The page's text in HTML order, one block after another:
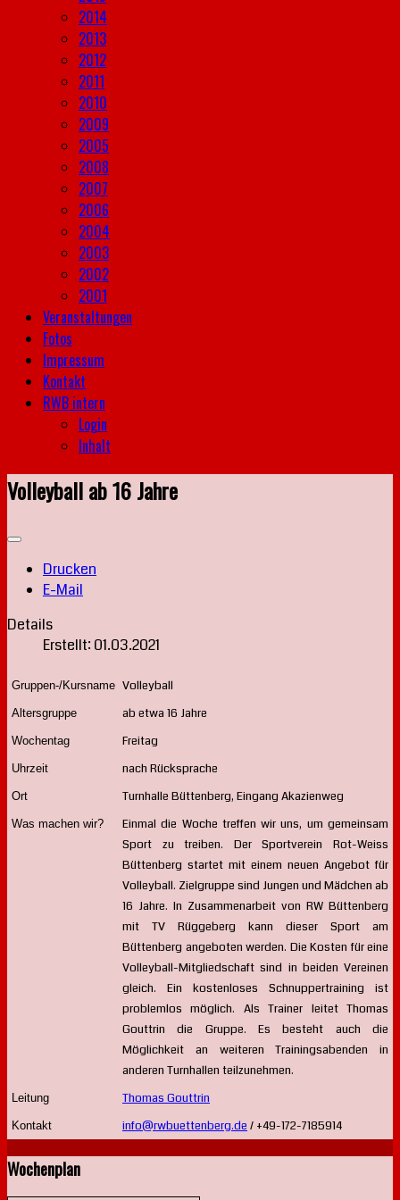
2014
2013
2012
2011
2010
2009
2005
2008
2007
2006
2004
2003
2002
2001
Veranstaltungen
Fotos
Impressum
Kontakt
RWB intern
Login
Inhalt
Volleyball ab 16 Jahre
Drucken
E-Mail
Details
Erstellt: 01.03.2021
Gruppen-/Kursname Volleyball
Altersgruppe ab etwa 16 Jahre
Wochentag Freitag
Uhrzeit nach Rücksprache
Ort Turnhalle Büttenberg, Eingang Akazienweg
Was machen wir?
Einmal die Woche treffen wir uns, um gemeinsam
Sport zu treiben. Der Sportverein Rot-Weiss
Büttenberg startet mit einem neuen Angebot für
Volleyball. Zielgruppe sind Jungen und Mädchen ab
16 Jahre. In Zusammenarbeit von RW Büttenberg
mit TV Rüggeberg kann dieser Sport am
Büttenberg angeboten werden. Die Kosten für eine
Volleyball-Mitgliedschaft sind in beiden Vereinen
gleich. Ein kostenloses Schnuppertraining ist
problemlos möglich. Als Trainer leitet Thomas
Gouttrin die Gruppe. Es besteht auch die
Möglichkeit an weiteren Trainingsabenden in
anderen Turnhallen teilzunehmen.
Leitung Thomas Gouttrin
Kontakt info@rwbuettenberg.de / +49-172-7185914
Wochenplan